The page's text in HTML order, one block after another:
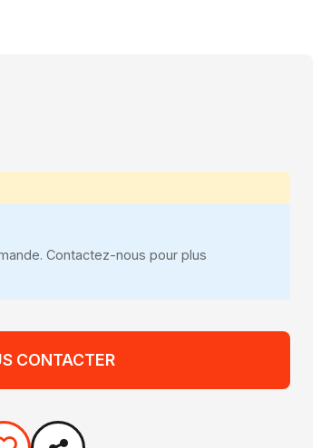
Contactez-nous pour plus
CONTACTER